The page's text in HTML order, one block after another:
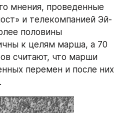
мнения, проведенные
и телекомпанией Эй-
половины
к целям марша, а 70
считают, что марши
перемен и после них